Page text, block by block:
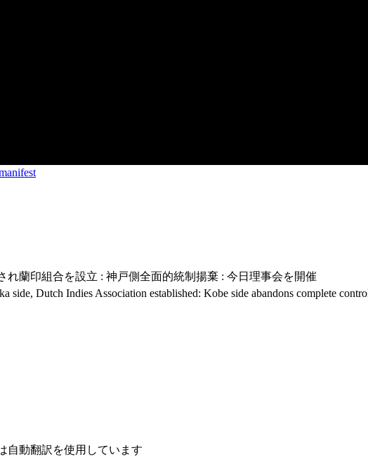
れ蘭印組合を設立 : 神戸側全面的統制揚棄 : 今日理事会を開催
side, Dutch Indies Association established: Kobe side abandons complete
自動翻訳を使用しています